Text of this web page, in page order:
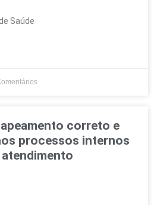
Saúde
correto e
processos internos
atendimento